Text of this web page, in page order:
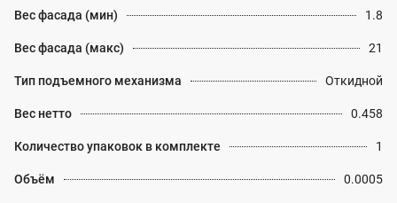
Вес фасада (мин) 1.8
Вес фасада (макс) 21
Тип подъемного механизма Откидной
Вес нетто 0.458
Количество упаковок в комплекте 1
Объём 0.0005